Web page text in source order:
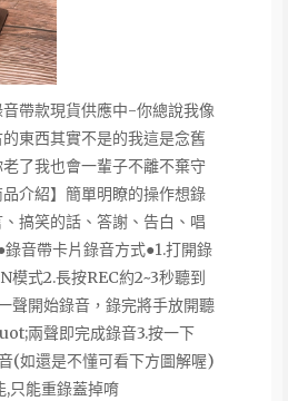
帶款現貨供應中-你總說我像
東西其實不是的我這是念舊
了我也會一輩子不離不棄守
介紹】簡單明瞭的操作想錄
搞笑的話、答謝、告白、唱
音帶卡片錄音方式●1.打開錄
模式2.長按REC約2~3秒聽到
開始錄音，錄完將手放開聽
兩聲即完成錄音3.按一下
(如還是不懂可看下方圖解喔)
,只能重錄蓋掉唷